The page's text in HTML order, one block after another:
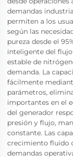
demandas
permiten a los
según las
pureza desde el
inteligente del
estable de
demanda. La
fácilmente
parámetros,
importantes en el
del generador
presión y flujo,
constante. Las
crecimiento fluido
demandas